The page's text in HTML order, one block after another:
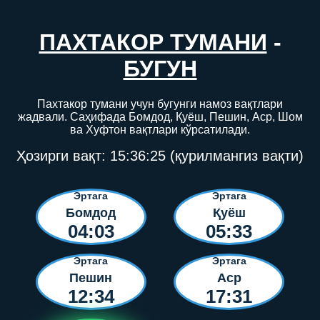
ПАХТАКОР ТУМАНИ -
БУГУН
Пахтакор тумани учун бугунги намоз вақтлари
жадвали. Саҳифада Бомдод, Қуёш, Пешин, Аср, Шом
ва Хуфтон вақтлари кўрсатилади.
Ҳозирги вақт: 15:36:26 (қурилмангиз вақти)
Эртага
Бомдод
04:03
Эртага
Қуёш
05:33
Эртага
Пешин
12:34
Эртага
Аср
17:31